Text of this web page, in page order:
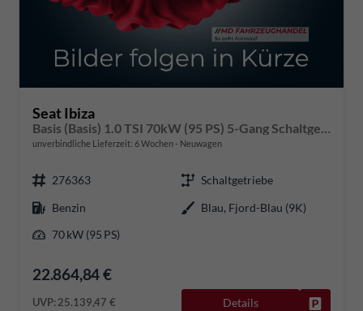
Seat Ibiza
unverbindliche Lieferzeit: 6 Wochen Neuwagen
276363
Schaltgetriebe
Benzin
Blau, Fjord-Blau (9K)
70 kW (95 PS)
22.864,84 €
UVP:25.139,47 €
Details